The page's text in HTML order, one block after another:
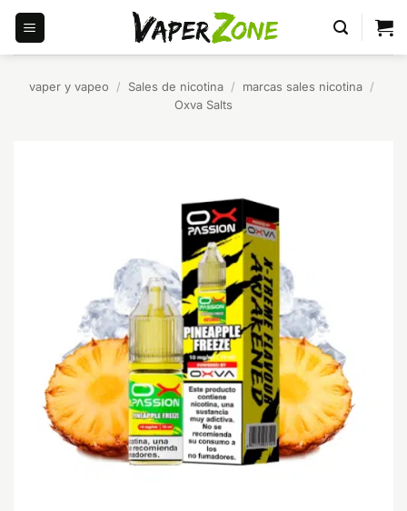
Saltar
contenido
vaper y vapeo / Sales de nicotina / marcas sales nicotina /
Oxva Salts